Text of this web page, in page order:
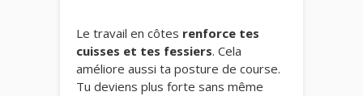
Le travail en côtes renforce tes
cuisses et tes fessiers. Cela
améliore aussi ta posture de course.
Tu deviens plus forte sans même